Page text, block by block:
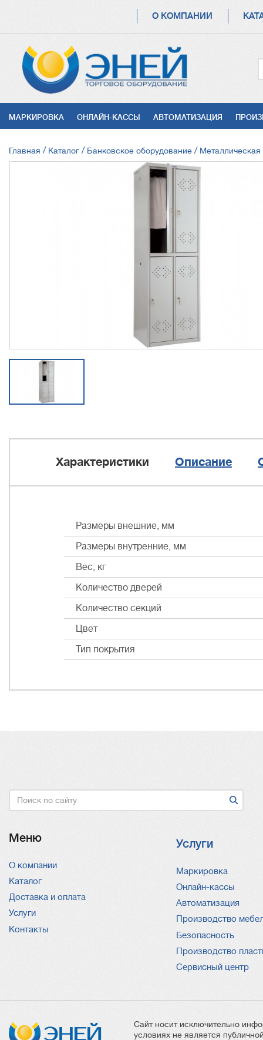
НАВИГАЦИЯ
О КОМПАНИИ
УСЛУГИ
МАРКИРОВКА ОНЛАЙН-КАССЫ АВТОМАТИЗАЦИЯ
СТРОКА
НАВИГАЦИИ
Главная Каталог Банковское оборудование
Характеристики Описание
Размеры внешние, мм
Размеры внутренние, мм
Вес, кг
Количество дверей
Количество секций
Цвет
Тип покрытия
Поиск
Меню
О компании
Каталог
Доставка и оплата
Услуги
Контакты
Услуги
Услуги
Маркировка
Онлайн-кассы
Автоматизация
Производство
Безопасность
Производство
Сервисный центр
Сайт носит исключительно
условиях не является